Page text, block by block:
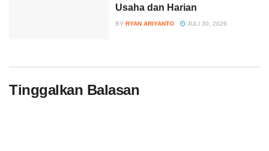
Usaha dan Harian
BY RYAN ARIYANTO JULI 30, 2026
Tinggalkan Balasan